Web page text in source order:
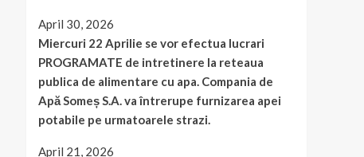
April 30, 2026
Miercuri 22 Aprilie se vor efectua lucrari
PROGRAMATE de intretinere la reteaua
publica de alimentare cu apa. Compania de
Apă Someș S.A. va întrerupe furnizarea apei
potabile pe urmatoarele strazi.
April 21, 2026